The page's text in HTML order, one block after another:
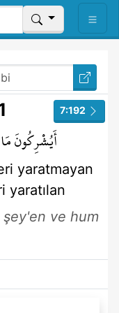
7:192
أَيُشْرِكُونَمَا
yaratmayan
yaratılan
ve hum